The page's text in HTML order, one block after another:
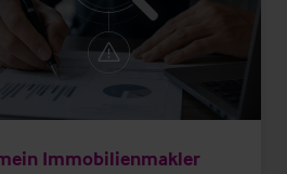
Immobilienmakler